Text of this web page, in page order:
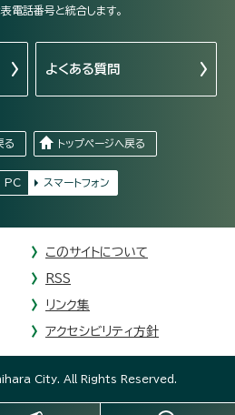
話番号と統合します。
よくある質問
る トップページへ戻る
PC スマートフォン
このサイトについて
RSS
リンク集
アクセシビリティ方針
City. All Rights Reserved.